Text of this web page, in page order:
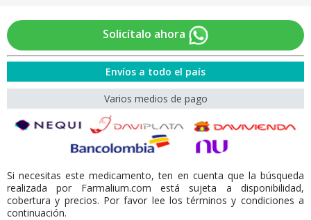
Solicítalo ahora
Envíos a todo el país
Varios medios de pago
Si necesitas este medicamento, ten en cuenta que la búsqueda
realizada por Farmalium.com está sujeta a disponibilidad,
cobertura y precios. Por favor lee los términos y condiciones a
continuación.